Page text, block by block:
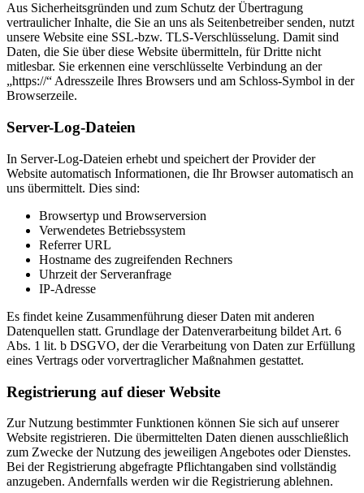
Aus Sicherheitsgründen und zum Schutz der Übertragung
vertraulicher Inhalte, die Sie an uns als Seitenbetreiber senden, nutzt
unsere Website eine SSL-bzw. TLS-Verschlüsselung. Damit sind
Daten, die Sie über diese Website übermitteln, für Dritte nicht
mitlesbar. Sie erkennen eine verschlüsselte Verbindung an der
„https://“ Adresszeile Ihres Browsers und am Schloss-Symbol in der
Browserzeile.
Server-Log-Dateien
In Server-Log-Dateien erhebt und speichert der Provider der
Website automatisch Informationen, die Ihr Browser automatisch an
uns übermittelt. Dies sind:
Browsertyp und Browserversion
Verwendetes Betriebssystem
Referrer URL
Hostname des zugreifenden Rechners
Uhrzeit der Serveranfrage
IP-Adresse
Es findet keine Zusammenführung dieser Daten mit anderen
Datenquellen statt. Grundlage der Datenverarbeitung bildet Art. 6
Abs. 1 lit. b DSGVO, der die Verarbeitung von Daten zur Erfüllung
eines Vertrags oder vorvertraglicher Maßnahmen gestattet.
Registrierung auf dieser Website
Zur Nutzung bestimmter Funktionen können Sie sich auf unserer
Website registrieren. Die übermittelten Daten dienen ausschließlich
zum Zwecke der Nutzung des jeweiligen Angebotes oder Dienstes.
Bei der Registrierung abgefragte Pflichtangaben sind vollständig
anzugeben. Andernfalls werden wir die Registrierung ablehnen.